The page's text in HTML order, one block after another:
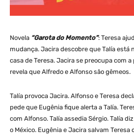
Novela “Garota do Momento”: Teresa
mudança. Jacira descobre que Talía está
casa de Teresa. Jacira se preocupa com a
revela que Alfredo e Alfonso são gêmeos.
Talía provoca Jacira. Alfonso e Teresa
pede que Eugênia fique alerta a Talía.
com Alfonso. Talía assedia Sérgio. Talía
o México. Eugênia e Jacira salvam Teresa